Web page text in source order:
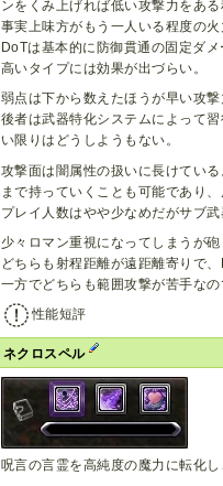
ンをくみ上げれば低い攻撃力をあ
事実上味方がもう一人いる程度の
DoTは基本的に防御貫通の固定ダ
高いタイプには効果が出づらい。
弱点は下から数えたほうが早い攻撃
後者は武器特化システムによって
い限りはどうしようもない。
攻撃面は闇属性の扱いに長けてい
まで持っていくことも可能であり
プレイ人数はやや少なめだがサブ
少々ロマン重視になってしまうが
どちらも射程距離が遠距離寄りで
一方でどちらも範囲攻撃が苦手な
性能短評
ネクロスペル
呪言の言霊を高純度の魔力に転化